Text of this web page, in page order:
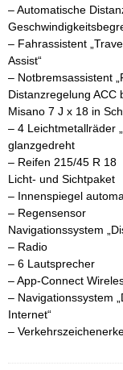
– Automatische
– Fahrassistent
Assist“
– Notbremsassistent
Distanzregelung ACC
Misano 7 J x 18 in
– 4 Leichtmetallräder
glanzgedreht
– Reifen 215/45 R 18
Licht- und Sichtpaket
– Innenspiegel
– Regensensor
Navigationssystem
– Radio
– 6 Lautsprecher
– App-Connect
– Navigationssystem
Internet“
–